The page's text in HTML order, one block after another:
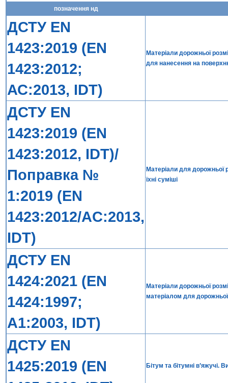
позначення нд
ДСТУ EN
1423:2019 (EN
1423:2012;
АС:2013, IDT)
Матеріали дорожньої
для нанесення на
ДСТУ EN
1423:2019 (EN
1423:2012, IDT)/
Поправка №
1:2019 (EN
1423:2012/AC:2013,
IDT)
Матеріали для дорожньої
їхні суміші
ДСТУ EN
1424:2021 (EN
1424:1997;
А1:2003, IDT)
Матеріали дорожньої
матеріалом для дорожньої
ДСТУ EN
1425:2019 (EN
Бітум та бітумні в’яжучі.